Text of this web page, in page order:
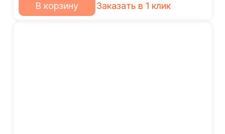
В корзину Заказать в 1 клик